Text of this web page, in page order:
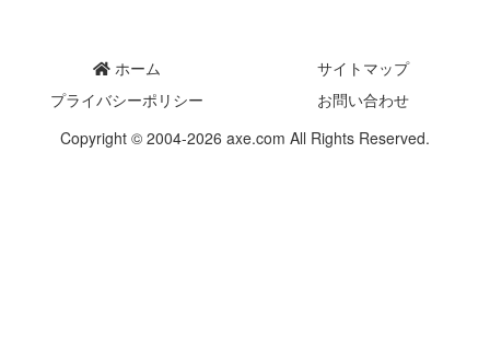
ホーム
サイトマップ
プライバシーポリシー
お問い合わせ
Copyright © 2004-2026 axe.com All Rights Reserved.